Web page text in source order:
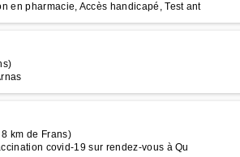
en pharmacie, Accès handicapé, Test ant
km de Frans)
covid-19 sur rendez-vous à Qu